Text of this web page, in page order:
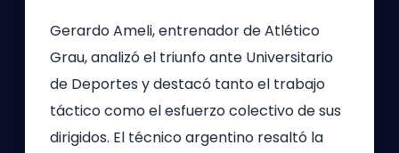
Gerardo Ameli, entrenador de Atlético
Grau, analizó el triunfo ante Universitario
de Deportes y destacó tanto el trabajo
táctico como el esfuerzo colectivo de sus
dirigidos. El técnico argentino resaltó la